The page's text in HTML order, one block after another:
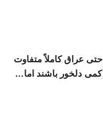
عراق کاملاً متفاوت
دلخور باشند اما…